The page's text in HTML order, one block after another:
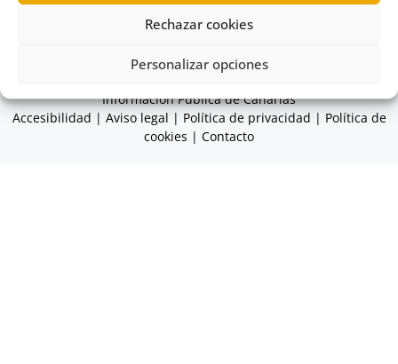
Rechazar cookies
Personalizar opciones
sobre los servicios y procedimientos
Información Pública de Canarias
Accesibilidad | Aviso legal | Política de privacidad | Política de
cookies | Contacto